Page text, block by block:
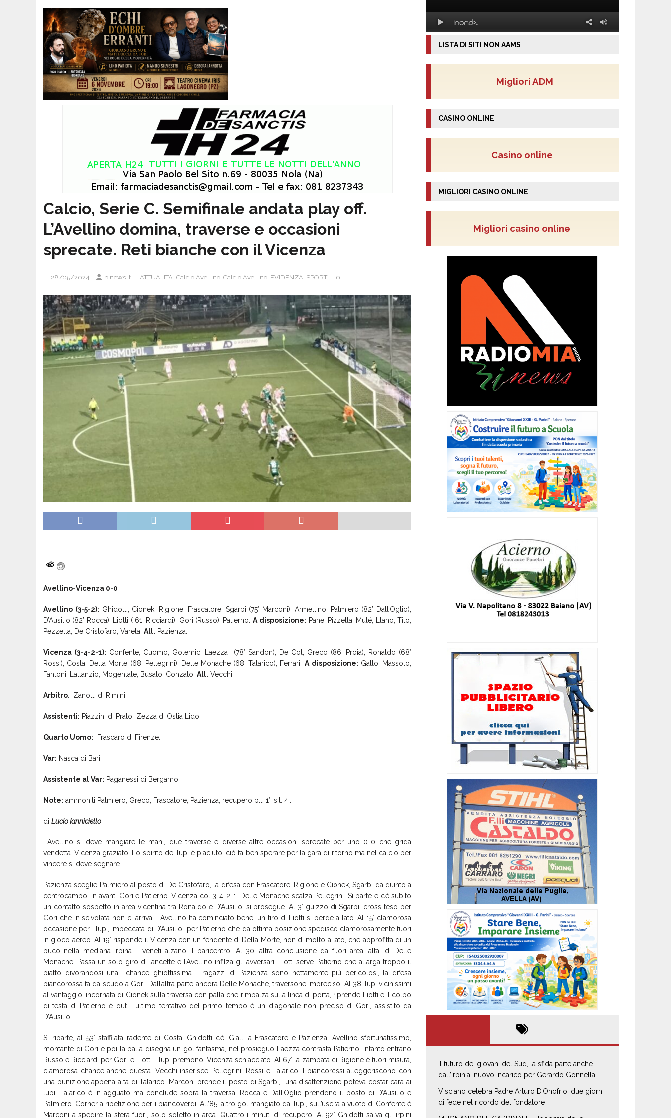
Calcio, Serie C. Semifinale andata play off.
L’Avellino domina, traverse e occasioni
sprecate. Reti bianche con il Vicenza
28/05/2024 binews.it ATTUALITA', Calcio Avellino, Calcio Avellino, EVIDENZA, SPORT 0
Avellino-Vicenza 0-0
Avellino (3-5-2): Ghidotti; Cionek, Rigione, Frascatore; Sgarbi (75′ Marconi), Armellino, Palmiero (82’ Dall’Oglio),
D’Ausilio (82’ Rocca), Liotti ( 61′ Ricciardi); Gori (Russo), Patierno. A disposizione: Pane, Pizzella, Mulé, Llano, Tito,
Pezzella, De Cristofaro, Varela. All. Pazienza.
Vicenza (3-4-2-1): Confente; Cuomo, Golemic, Laezza (78′ Sandon); De Col, Greco (86’ Proia), Ronaldo (68′
Rossi), Costa; Della Morte (68′ Pellegrini), Delle Monache (68′ Talarico); Ferrari. A disposizione: Gallo, Massolo,
Fantoni, Lattanzio, Mogentale, Busato, Conzato. All. Vecchi.
Arbitro: Zanotti di Rimini
Assistenti: Piazzini di Prato Zezza di Ostia Lido.
Quarto Uomo: Frascaro di Firenze.
Var: Nasca di Bari
Assistente al Var: Paganessi di Bergamo.
Note: ammoniti Palmiero, Greco, Frascatore, Pazienza; recupero p.t. 1′, s.t. 4′.
di Lucio Ianniciello
L’Avellino si deve mangiare le mani, due traverse e diverse altre occasioni sprecate per uno 0-0 che grida
vendetta. Vicenza graziato. Lo spirito dei lupi è piaciuto, ciò fa ben sperare per la gara di ritorno ma nel calcio per
vincere si deve segnare.
Pazienza sceglie Palmiero al posto di De Cristofaro, la difesa con Frascatore, Rigione e Cionek, Sgarbi da quinto a
centrocampo, in avanti Gori e Patierno. Vicenza col 3-4-2-1, Delle Monache scalza Pellegrini. Si parte e c’è subito
un contatto sospetto in area vicentina tra Ronaldo e D’Ausilio, si prosegue. Al 3′ guizzo di Sgarbi, cross teso per
Gori che in scivolata non ci arriva. L’Avellino ha cominciato bene, un tiro di Liotti si perde a lato. Al 15′ clamorosa
occasione per i lupi, imbeccata di D’Ausilio per Patierno che da ottima posizione spedisce clamorosamente fuori
in gioco aereo. Al 19′ risponde il Vicenza con un fendente di Della Morte, non di molto a lato, che approfitta di un
buco nella mediana irpina. I veneti alzano il baricentro. Al 30′ altra conclusione da fuori area, alta, di Delle
Monache. Passa un solo giro di lancette e l’Avellino infilza gli avversari, Liotti serve Patierno che allarga troppo il
piatto divorandosi una chance ghiottissima. I ragazzi di Pazienza sono nettamente più pericolosi, la difesa
biancorossa fa da scudo a Gori. Dall’altra parte ancora Delle Monache, traversone impreciso. Al 38′ lupi vicinissimi
al vantaggio, incornata di Cionek sulla traversa con palla che rimbalza sulla linea di porta, riprende Liotti e il colpo
di testa di Patierno è out. L’ultimo tentativo del primo tempo è un diagonale non preciso di Gori, assistito da
D’Ausilio.
Si riparte, al 53′ staffilata radente di Costa, Ghidotti c’è. Gialli a Frascatore e Pazienza. Avellino sfortunatissimo,
montante di Gori e poi la palla disegna un gol fantasma, nel prosieguo Laezza contrasta Patierno. Intanto entrano
Russo e Ricciardi per Gori e Liotti. I lupi premono, Vicenza schiacciato. Al 67′ la zampata di Rigione è fuori misura,
clamorosa chance anche questa. Vecchi inserisce Pellegrini, Rossi e Talarico. I biancorossi alleggeriscono con
una punizione appena alta di Talarico. Marconi prende il posto di Sgarbi, una disattenzione poteva costar cara ai
lupi, Talarico è in agguato ma conclude sopra la traversa. Rocca e Dall’Oglio prendono il posto di D’Ausilio e
Palmiero. Corner a ripetizione per i biancoverdi. All’85’ altro gol mangiato dai lupi, sull’uscita a vuoto di Confente è
Marconi a spedire la sfera fuori, solo soletto in area. Quattro i minuti di recupero. Al 92′ Ghidotti salva gli irpini
LISTA DI SITI NON AAMS
Migliori ADM
CASINO ONLINE
Casino online
MIGLIORI CASINO ONLINE
Migliori casino online
Il futuro dei giovani del Sud, la sfida parte anche
dall’Irpinia: nuovo incarico per Gerardo Gonnella
Visciano celebra Padre Arturo D’Onofrio: due giorni
di fede nel ricordo del fondatore